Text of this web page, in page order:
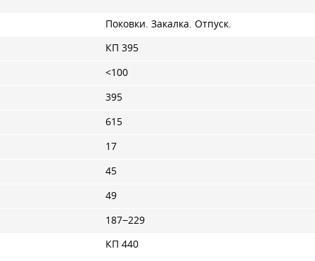
Поковки. Закалка. Отпуск.
КП 395
<100
395
615
17
45
49
187−229
КП 440